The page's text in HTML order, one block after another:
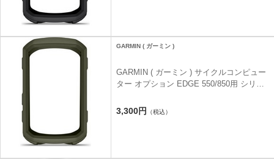
GARMIN ( ガーミン )
GARMIN ( ガーミン ) サイクルコンピュー
ター オプション EDGE 550/850用 シリコ
3,300円 （税込）